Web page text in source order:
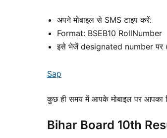
अपने मोबाइल से SMS टाइप करें:
Format: BSEB10 RollNumber
इसे भेजें designated number पर
Sap
कुछ ही समय में आपके मोबाइल पर आपका
Bihar Board 10th